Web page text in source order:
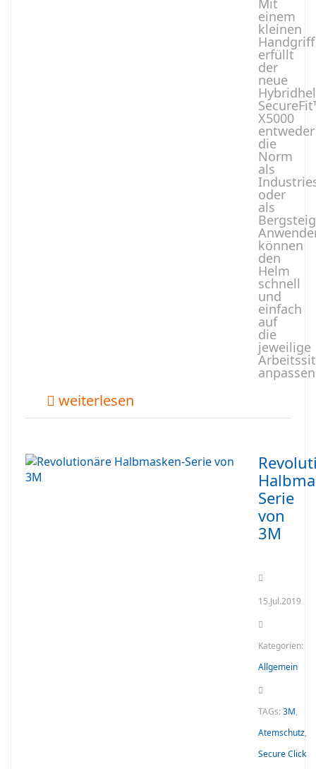
Mit
einem
kleinen
Handgriff
erfüllt
der
neue
X5000
entweder
die
Norm
als
oder
als
können
den
Helm
schnell
und
einfach
auf
die
jeweilige
weiterlesen
Serie
von
3M
15.Jul.2019
Kategorien:
Allgemein
TAGs:3M,
Atemschutz,
Secure Click